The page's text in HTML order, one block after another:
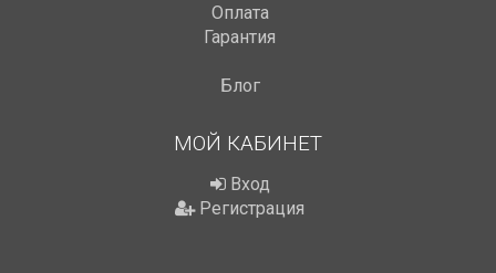
Оплата
Гарантия
Блог
МОЙ КАБИНЕТ
Вход
Регистрация